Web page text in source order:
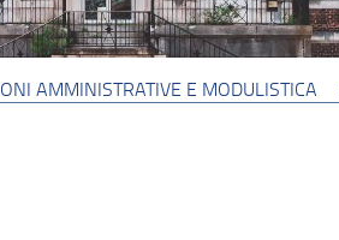
AMMINISTRATIVE E MODULISTICA